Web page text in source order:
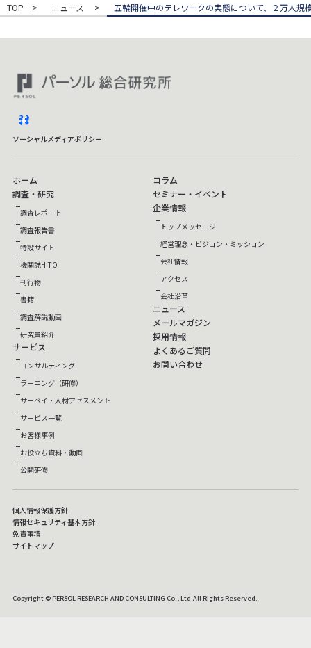
TOP ニュース 五輪開催中のテレワークの実態について、２万人規
ソーシャルメディアポリシー
ホーム
調査・研究
調査レポート
調査報告書
特設サイト
機関誌HITO
刊行物
書籍
調査解説動画
研究員紹介
サービス
コンサルティング
ラーニング（研修）
サーベイ・人材アセスメント
サービス一覧
お客様事例
お役立ち資料・動画
公開研修
コラム
セミナー・イベント
企業情報
トップメッセージ
経営理念・ビジョン・ミッション
会社情報
アクセス
会社沿革
ニュース
メールマガジン
採用情報
よくあるご質問
お問い合わせ
Copyright © PERSOL RESEARCH AND CONSULTING Co., Ltd.All Rights Reserved.
個人情報保護方針
情報セキュリティ基本方針
免責事項
サイトマップ